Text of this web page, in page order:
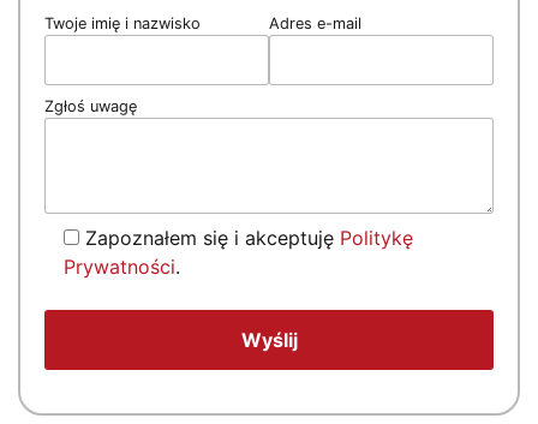
Twoje imię i nazwisko Adres e-mail
Zgłoś uwagę
Zapoznałem się i akceptuję Politykę
Prywatności.